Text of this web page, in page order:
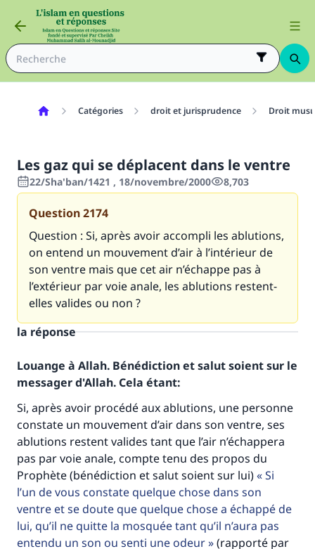
Catégories droit et jurisprudence Droit
Les gaz qui se déplacent dans le ventre
22/Sha'ban/1421 , 18/novembre/2000 8,703
Question2174
Question : Si, après avoir accompli les ablutions,
on entend un mouvement d’air à l’intérieur de
son ventre mais que cet air n’échappe pas à
l’extérieur par voie anale, les ablutions restent-
elles valides ou non ?
la réponse
Louange à Allah. Bénédiction et salut soient sur le
messager d'Allah. Cela étant:
Si, après avoir procédé aux ablutions, une personne
constate un mouvement d’air dans son ventre, ses
ablutions restent valides tant que l’air n’échappera
pas par voie anale, compte tenu des propos du
Prophète (bénédiction et salut soient sur lui)
Si
l’un de vous constate quelque chose dans son
ventre et se doute que quelque chose a échappé de
lui, qu’il ne quitte la mosquée tant qu’il n’aura pas
entendu un son ou senti une odeur
(rapporté par
Faites une différence dans la vie de
millions de personnes grâce à votre
contribution
Aidez nous à apporter des réponses.